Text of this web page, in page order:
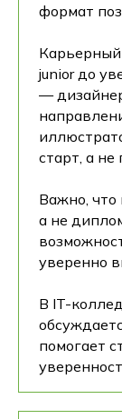
формат
Карьерный
junior до
—
старт, а не
Важно, что
а не
уверенно
В IT-
помогает